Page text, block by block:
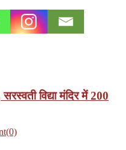
विद्या मंदिर में 200